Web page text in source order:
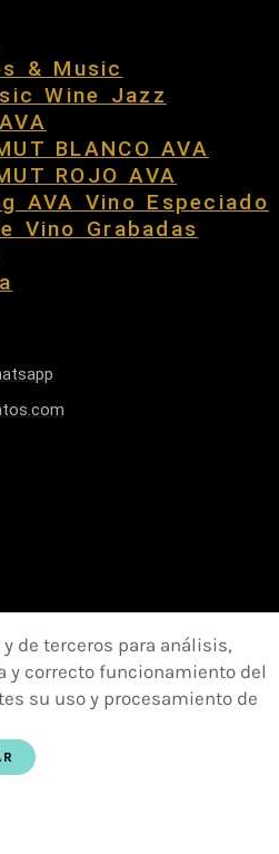
& Music
Wine Jazz
BLANCO AVA
ROJO AVA
AVA Vino Especiado
Vino Grabadas
de terceros para análisis,
y correcto funcionamiento del
su uso y procesamiento de